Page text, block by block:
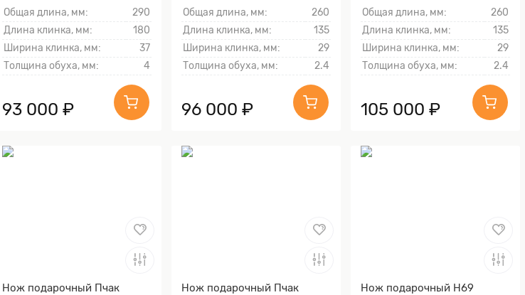
Общая длина, мм:
290
Длина клинка, мм:
180
Ширина клинка, мм:
37
Толщина обуха, мм:
4
93 000 ₽
Общая длина, мм:
260
Длина клинка, мм:
135
Ширина клинка, мм:
29
Толщина обуха, мм:
2.4
96 000 ₽
Общая длина, мм:
260
Длина клинка, мм:
135
Ширина клинка, мм:
29
Толщина обуха, мм:
2.4
105 000 ₽
Нож подарочный Пчак Нож подарочный Пчак Нож подарочный Н69